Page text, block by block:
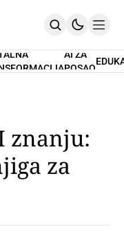
AI ZA
POSAO
znanju:
za